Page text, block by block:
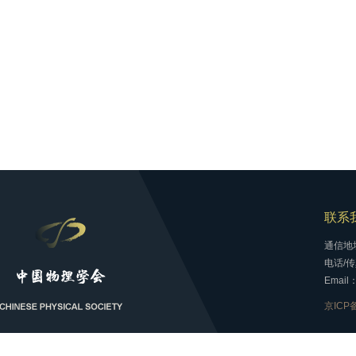
联系
通信地
电话/
Email
京ICP